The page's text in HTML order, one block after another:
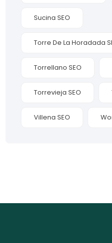
Sucina SEO
Torre De La Horadada
Torrellano SEO
Torrevieja SEO
Villena SEO